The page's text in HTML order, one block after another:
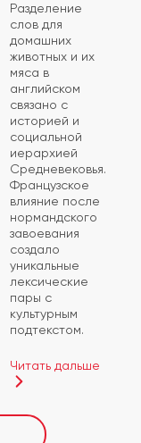
Разделение
слов для
домашних
животных и их
мяса в
английском
связано с
историей и
социальной
иерархией
Средневековья.
Французское
влияние после
нормандского
завоевания
создало
уникальные
лексические
пары с
культурным
подтекстом.
Читать дальше